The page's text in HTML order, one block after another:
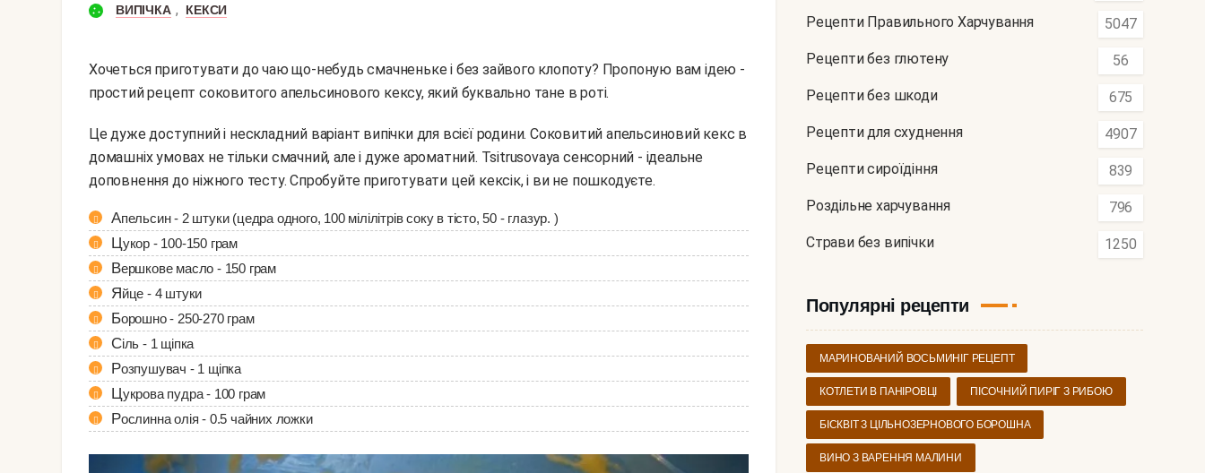
ВИПІЧКА , КЕКСИ
Хочеться приготувати до чаю що-небудь смачненьке і без зайвого клопоту? Пропоную вам ідею -
простий рецепт соковитого апельсинового кексу, який буквально тане в роті.
Це дуже доступний і нескладний варіант випічки для всієї родини. Соковитий апельсиновий кекс в
домашніх умовах не тільки смачний, але і дуже ароматний. Tsitrusovaya сенсорний - ідеальне
доповнення до ніжного тесту. Спробуйте приготувати цей кексік, і ви не пошкодуєте.
Апельсин - 2 штуки (цедра одного, 100 мілілітрів соку в тісто, 50 - глазур. )
Цукор - 100-150 грам
Вершкове масло - 150 грам
Яйце - 4 штуки
Борошно - 250-270 грам
Сіль - 1 щіпка
Розпушувач - 1 щіпка
Цукрова пудра - 100 грам
Рослинна олія - 0.5 чайних ложки
Рецепти Правильного Харчування 5047
Рецепти без глютену 56
Рецепти без шкоди 675
Рецепти для схуднення 4907
Рецепти сироїдіння 839
Роздільне харчування 796
Страви без випічки 1250
Популярні рецепти
МАРИНОВАНИЙ ВОСЬМИНІГ РЕЦЕПТ
КОТЛЕТИ В ПАНІРОВЦІ ПІСОЧНИЙ ПИРІГ З РИБОЮ
БІСКВІТ З ЦІЛЬНОЗЕРНОВОГО БОРОШНА
ВИНО З ВАРЕННЯ МАЛИНИ